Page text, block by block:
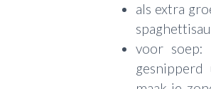
als extra
voor soep: